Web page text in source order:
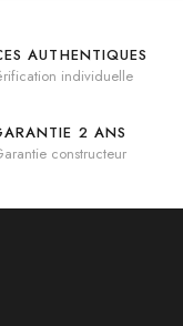
AUTHENTIQUES
individuelle
2 ANS
constructeur